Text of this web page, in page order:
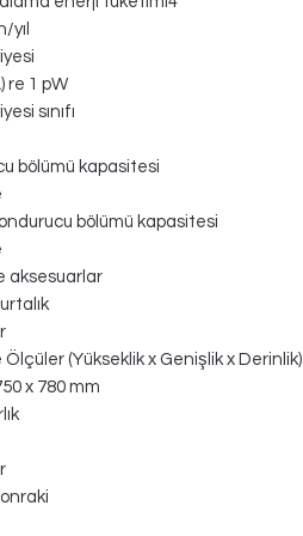
yıl
re 1 pW
sınıfı
bölümü kapasitesi
bölümü kapasitesi
aksesuarlar
(Yükseklik x Genişlik x Derinlik)
x 780 mm